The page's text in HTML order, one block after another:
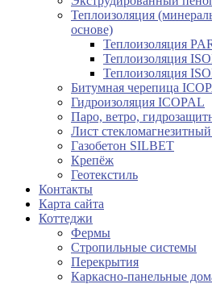
Теплоизоляция
основе)
Теплоизоляция
Теплоизоляция
Теплоизоляция
Битумная черепица
Гидроизоляция ICOPAL
Паро, ветро,
Лист
Газобетон SILBET
Крепёж
Геотекстиль
Контакты
Карта сайта
Коттеджи
Фермы
Стропильные системы
Перекрытия
Каркасно-панельные